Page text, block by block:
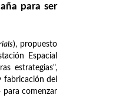
para ser
), propuesto
Espacial
estrategias",
fabricación del
para comenzar